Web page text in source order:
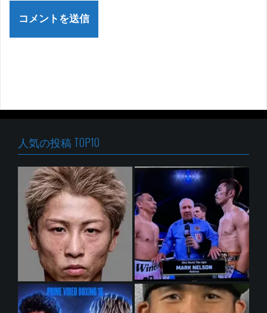
人気の投稿 TOP10